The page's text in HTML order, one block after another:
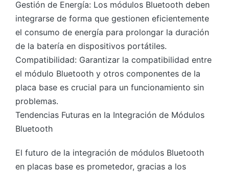
Gestión de Energía: Los módulos Bluetooth deben
integrarse de forma que gestionen eficientemente
el consumo de energía para prolongar la duración
de la batería en dispositivos portátiles.
Compatibilidad: Garantizar la compatibilidad entre
el módulo Bluetooth y otros componentes de la
placa base es crucial para un funcionamiento sin
problemas.
Tendencias Futuras en la Integración de Módulos
Bluetooth
El futuro de la integración de módulos Bluetooth
en placas base es prometedor, gracias a los